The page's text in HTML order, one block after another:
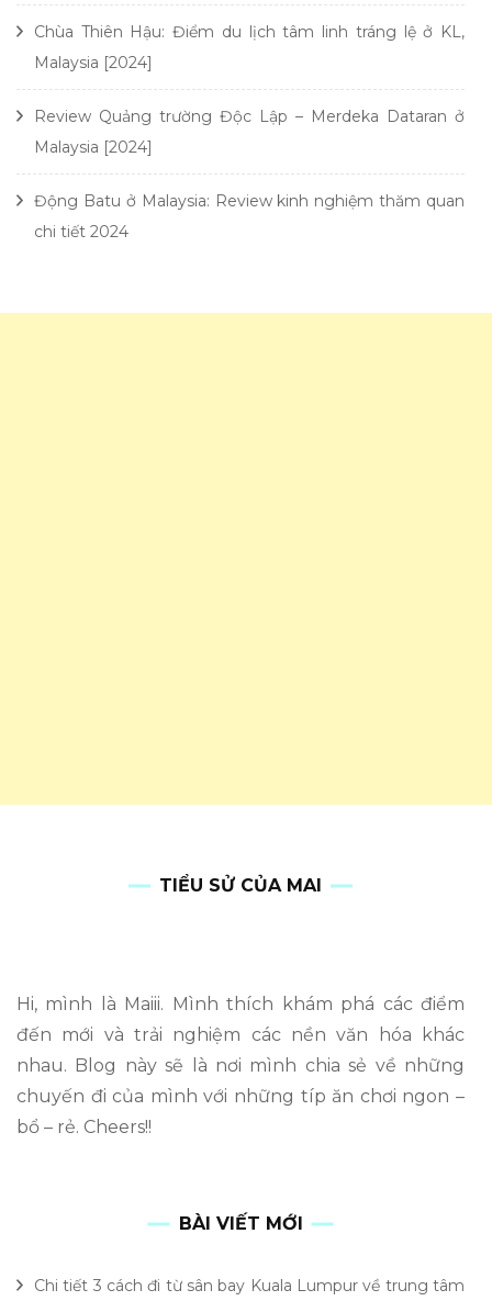
Chùa Thiên Hậu: Điểm du lịch tâm linh tráng lệ ở KL,
Malaysia [2024]
Review Quảng trường Độc Lập – Merdeka Dataran ở
Malaysia [2024]
Động Batu ở Malaysia: Review kinh nghiệm thăm quan
chi tiết 2024
TIỂU SỬ CỦA MAI
Hi, mình là Maiii. Mình thích khám phá các điểm
đến mới và trải nghiệm các nền văn hóa khác
nhau. Blog này sẽ là nơi mình chia sẻ về những
chuyến đi của mình với những típ ăn chơi ngon –
bổ – rẻ. Cheers!!
BÀI VIẾT MỚI
Chi tiết 3 cách đi từ sân bay Kuala Lumpur về trung tâm